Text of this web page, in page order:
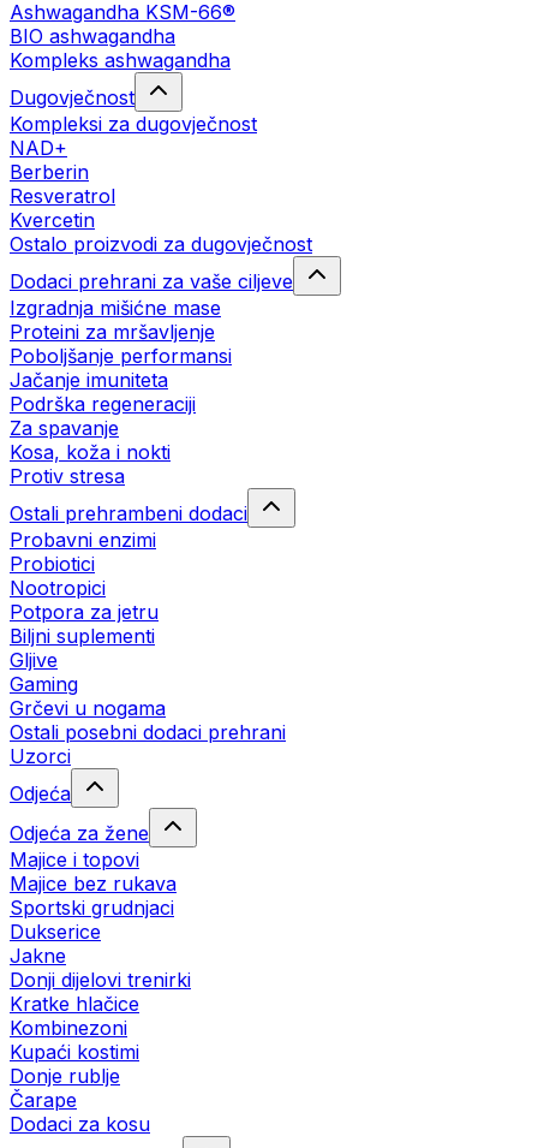
Ashwagandha KSM-66®
BIO ashwagandha
Kompleks ashwagandha
Dugovječnost
Kompleksi za dugovječnost
NAD+
Berberin
Resveratrol
Kvercetin
Ostalo proizvodi za dugovječnost
Dodaci prehrani za vaše ciljeve
Izgradnja mišićne mase
Proteini za mršavljenje
Poboljšanje performansi
Jačanje imuniteta
Podrška regeneraciji
Za spavanje
Kosa, koža i nokti
Protiv stresa
Ostali prehrambeni dodaci
Probavni enzimi
Probiotici
Nootropici
Potpora za jetru
Biljni suplementi
Gljive
Gaming
Grčevi u nogama
Ostali posebni dodaci prehrani
Uzorci
Odjeća
Odjeća za žene
Majice i topovi
Majice bez rukava
Sportski grudnjaci
Dukserice
Jakne
Donji dijelovi trenirki
Kratke hlačice
Kombinezoni
Kupaći kostimi
Donje rublje
Čarape
Dodaci za kosu